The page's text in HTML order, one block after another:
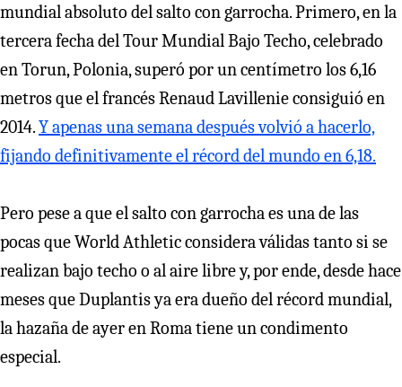
mundial absoluto del salto con garrocha. Primero, en la
tercera fecha del Tour Mundial Bajo Techo, celebrado
en Torun, Polonia, superó por un centímetro los 6,16
metros que el francés Renaud Lavillenie consiguió en
2014.Y apenas una semana después volvió a hacerlo,
fijando definitivamente el récord del mundo en 6,18.
Pero pese a que el salto con garrocha es una de las
pocas que World Athletic considera válidas tanto si se
realizan bajo techo o al aire libre y, por ende, desde hace
meses que Duplantis ya era dueño del récord mundial,
la hazaña de ayer en Roma tiene un condimento
especial.